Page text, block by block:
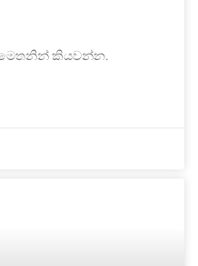
මෙතනින් කියවන්න.